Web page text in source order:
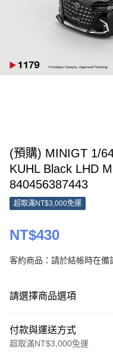
(預購) MINIGT 1/
KUHL Black LHD
840456387443
超取滿NT$3,000免運
NT$430
客約商品：請於結帳時在備
請選擇商品選項
付款與運送方式
超取滿NT$3,000免運